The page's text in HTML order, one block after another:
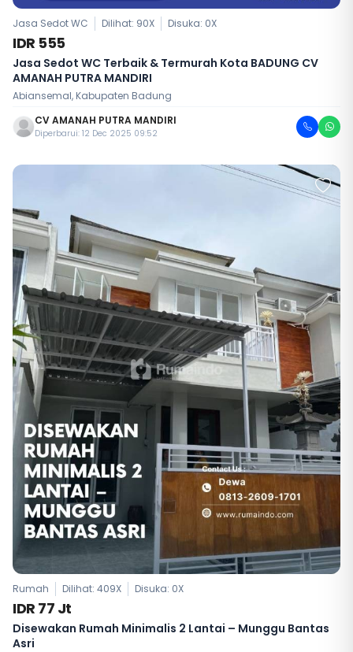
Jasa Sedot WC Dilihat: 90X Disuka: 0X
IDR 555
Jasa Sedot WC Terbaik & Termurah Kota BADUNG CV
AMANAH PUTRA MANDIRI
Abiansemal, Kabupaten Badung
CV AMANAH PUTRA MANDIRI
Diperbarui: 12 Dec 2025 09:52
Rumah Dilihat: 409X Disuka: 0X
IDR 77 Jt
Disewakan Rumah Minimalis 2 Lantai – Munggu Bantas
Asri